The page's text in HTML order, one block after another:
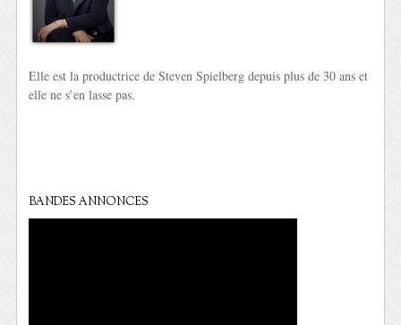
Elle est la productrice de Steven Spielberg depuis plus de 30 ans et
elle ne s’en lasse pas.
BANDES ANNONCES